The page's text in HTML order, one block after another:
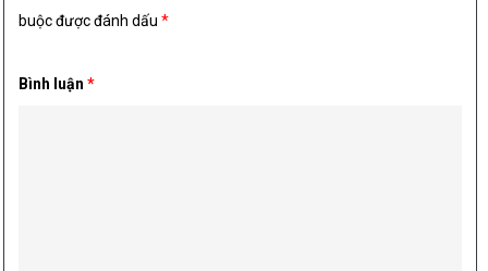
buộc được đánh dấu*
Bình luận*